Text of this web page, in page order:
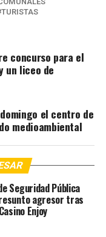
TURISTAS
concurso para el
un liceo de
el centro de
medioambiental
Seguridad Pública
agresor tras
Enjoy